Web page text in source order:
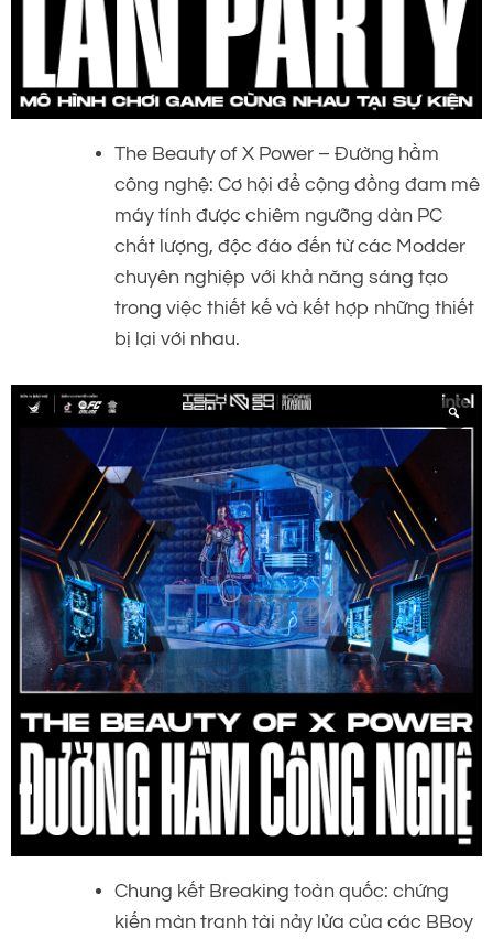
The Beauty of X Power – Đường hầm
công nghệ: Cơ hội để cộng đồng đam mê
máy tính được chiêm ngưỡng dàn PC
chất lượng, độc đáo đến từ các Modder
chuyên nghiệp với khả năng sáng tạo
trong việc thiết kế và kết hợp những thiết
bị lại với nhau.
Chung kết Breaking toàn quốc: chứng
kiến màn tranh tài nảy lửa của các BBoy